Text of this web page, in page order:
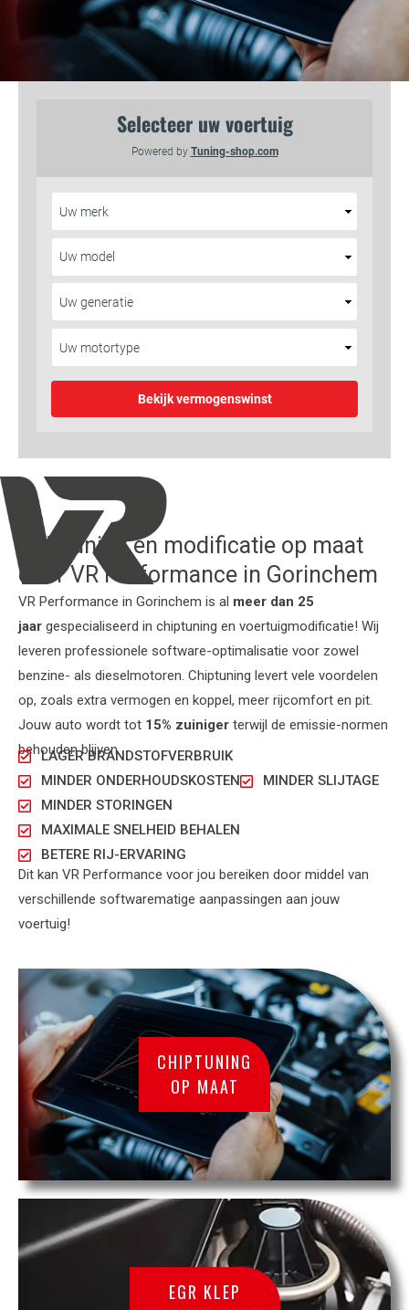
Chiptuning en modificatie op maat
door VR Performance in Gorinchem
VR Performance in Gorinchem is al meer dan 25
jaar gespecialiseerd in chiptuning en voertuigmodificatie! Wij
leveren professionele software-optimalisatie voor zowel
benzine- als dieselmotoren. Chiptuning levert vele voordelen
op, zoals extra vermogen en koppel, meer rijcomfort en pit.
Jouw auto wordt tot 15% zuiniger terwijl de emissie-normen
behouden blijven.
LAGER BRANDSTOFVERBRUIK
MINDER ONDERHOUDSKOSTEN
MINDER SLIJTAGE
MINDER STORINGEN
MAXIMALE SNELHEID BEHALEN
BETERE RIJ-ERVARING
Dit kan VR Performance voor jou bereiken door middel van
verschillende softwarematige aanpassingen aan jouw
voertuig!
CHIPTUNING
OP MAAT
EGR KLEP